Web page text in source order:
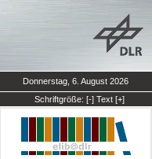
Donnerstag, 6. August 2026
Schriftgröße: [-] Text [+]